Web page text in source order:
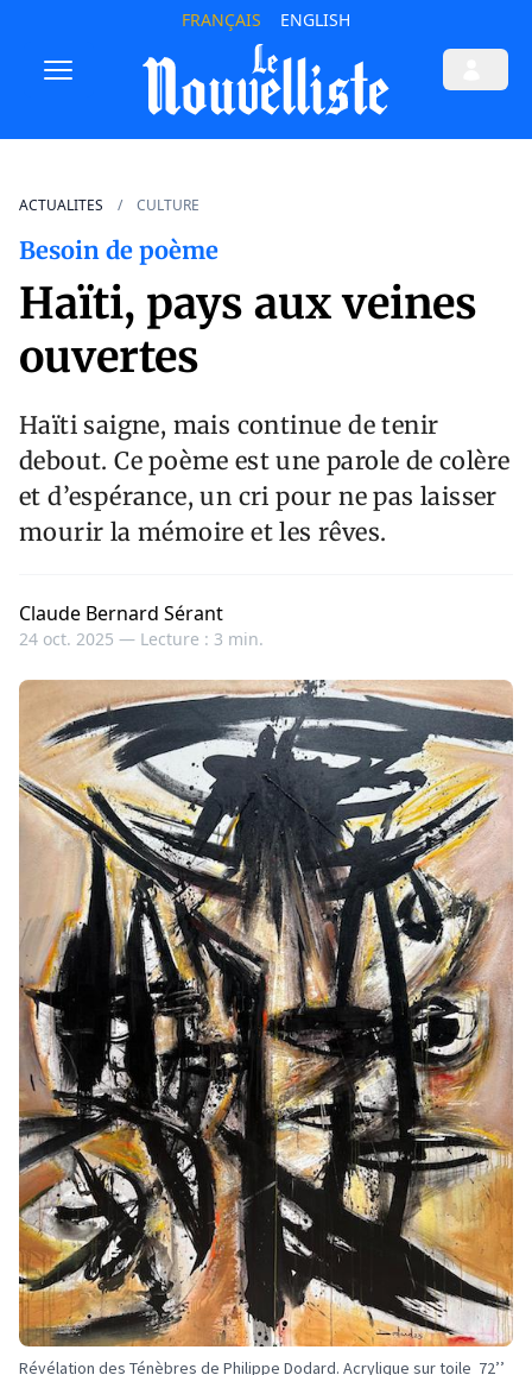
FRANÇAIS ENGLISH
ACTUALITES CULTURE
Besoin de poème
Haïti, pays aux veines
ouvertes
Haïti saigne, mais continue de tenir
debout. Ce poème est une parole de colère
et d’espérance, un cri pour ne pas laisser
mourir la mémoire et les rêves.
Claude Bernard Sérant
24 oct. 2025 — Lecture : 3 min.
Révélation des Ténèbres de Philippe Dodard. Acrylique sur toile 72’’